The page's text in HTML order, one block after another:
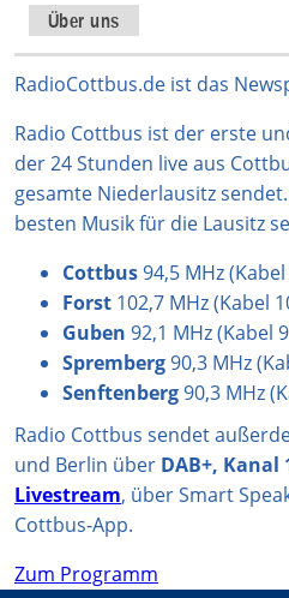
Über uns
RadioCottbus.de ist das
Radio Cottbus ist der erste
der 24 Stunden live aus
gesamte Niederlausitz
besten Musik für die Lausitz
Cottbus94,5 MHz
Forst 102,7 MHz (Kabel
Guben 92,1 MHz (Kabel
Spremberg90,3 MHz
Senftenberg90,3 MHz
Radio Cottbus sendet
und Berlin über DAB+, Kanal
Livestream, über Smart
Cottbus-App.
Zum Programm